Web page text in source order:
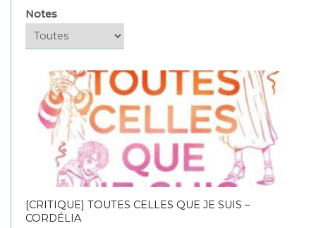
Notes
[CRITIQUE] TOUTES CELLES QUE JE SUIS –
CORDÉLIA